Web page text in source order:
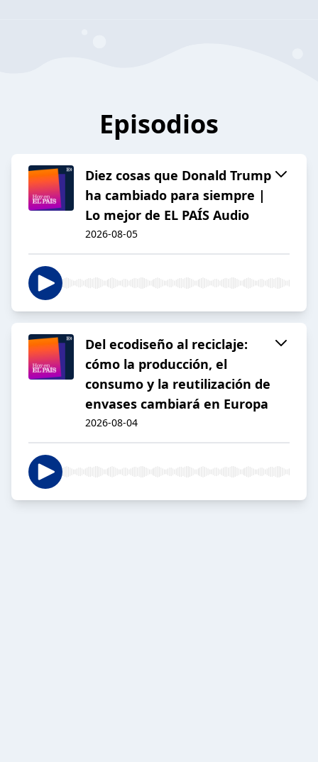
Episodios
Diez cosas que Donald Trump
ha cambiado para siempre |
Lo mejor de EL PAÍS Audio
2026-08-05
Del ecodiseño al reciclaje:
cómo la producción, el
consumo y la reutilización de
envases cambiará en Europa
2026-08-04